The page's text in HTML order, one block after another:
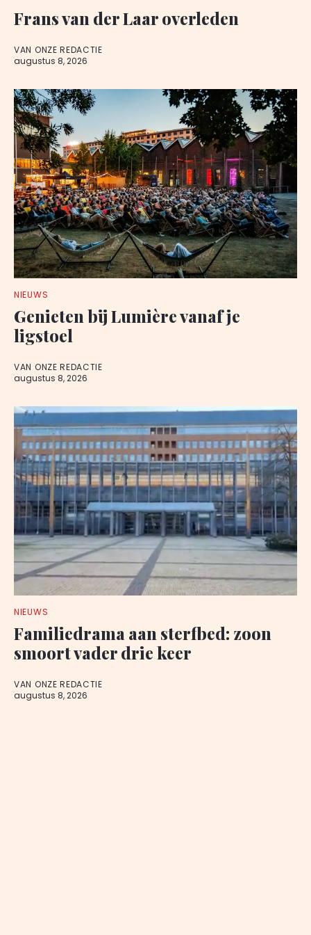
Frans van der Laar overleden
VAN ONZE REDACTIE
augustus 8, 2026
NIEUWS
Genieten bij Lumière vanaf je
ligstoel
VAN ONZE REDACTIE
augustus 8, 2026
NIEUWS
Familiedrama aan sterfbed: zoon
smoort vader drie keer
VAN ONZE REDACTIE
augustus 8, 2026